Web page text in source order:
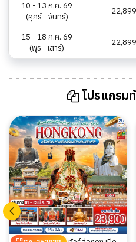
10 - 13 ก.ค. 69
(ศุกร์ - จันทร์)
22,899
15 - 18 ก.ค. 69
(พุธ - เสาร์)
22,899
โปรแกรม